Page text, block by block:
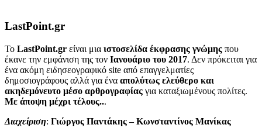
LastPoint.gr
To LastPoint.gr είναι μια ιστοσελίδα έκφρασης γνώμης που
έκανε την εμφάνιση της τον Ιανουάριο του 2017. Δεν πρόκειται για
ένα ακόμη ειδησεογραφικό site από επαγγελματίες
δημοσιογράφους αλλά για ένα απολύτως ελεύθερο και
ακηδεμόνευτο μέσο αρθρογραφίας για καταξιωμένους πολίτες.
Με άποψη μέχρι τέλους...
Διαχείριση: Γιώργος Παντάκης – Κωνσταντίνος Μανίκας